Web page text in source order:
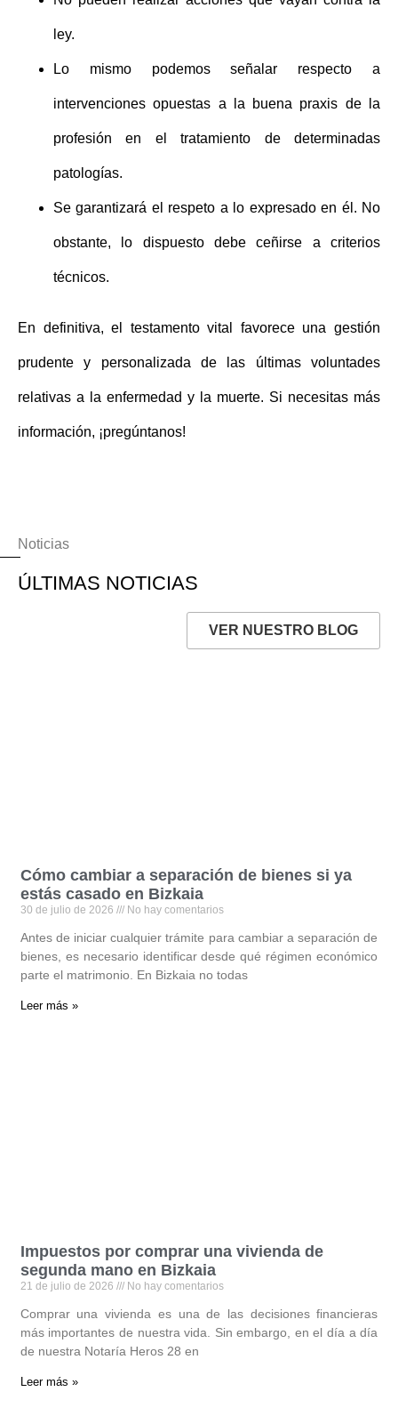
ley.
Lo mismo podemos señalar respecto a
intervenciones opuestas a la buena praxis de la
profesión en el tratamiento de determinadas
patologías.
Se garantizará el respeto a lo expresado en él. No
obstante, lo dispuesto debe ceñirse a criterios
técnicos.
En definitiva, el testamento vital favorece una gestión
prudente y personalizada de las últimas voluntades
relativas a la enfermedad y la muerte. Si necesitas más
información, ¡pregúntanos!
Noticias
ÚLTIMAS NOTICIAS
VER NUESTRO BLOG
Cómo cambiar a separación de bienes si ya
estás casado en Bizkaia
30 de julio de 2026 No hay comentarios
Antes de iniciar cualquier trámite para cambiar a separación de
bienes, es necesario identificar desde qué régimen económico
parte el matrimonio. En Bizkaia no todas
Leer más »
Impuestos por comprar una vivienda de
segunda mano en Bizkaia
21 de julio de 2026 No hay comentarios
Comprar una vivienda es una de las decisiones financieras
más importantes de nuestra vida. Sin embargo, en el día a día
de nuestra Notaría Heros 28 en
Leer más »